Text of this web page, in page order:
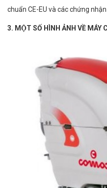
chuẩn CE-­EU và các chứng
3. MỘT SỐ HÌNH ẢNH VỀ MÁY